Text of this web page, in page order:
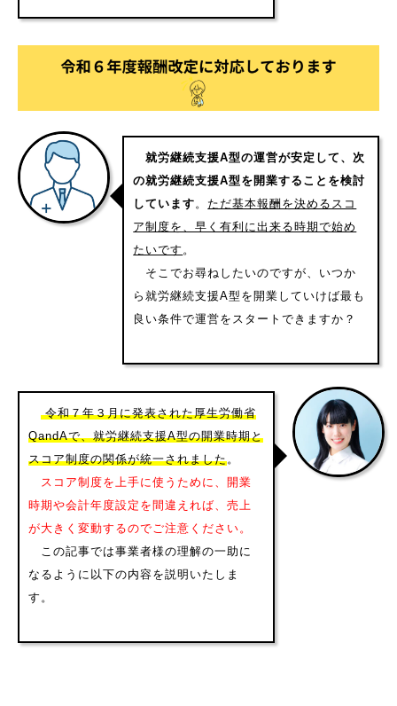
就労継続支援A型の運営が安定して、次
の就労継続支援A型を開業することを検討
しています。 ただ基本報酬を決めるスコ
ア制度を、早く有利に出来る時期で始め
たいです 。
そこでお尋ねしたいのですが、いつか
ら就労継続支援A型を開業していけば最も
良い条件で運営をスタートできますか？
令和７年３月に発表された厚生労働省
QandAで、就労継続支援A型の開業時期と
スコア制度の関係が統一されました。
スコア制度を上手に使うために、開業
時期や会計年度設定を間違えれば、売上
が大きく変動するのでご注意ください。
この記事では事業者様の理解の一助に
なるように以下の内容を説明いたしま
す。